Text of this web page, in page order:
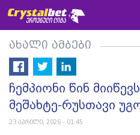
ახალი ამბები
ჩემპიონი წინ
მეშახტე-რუსთავი
23 აპრილი, 2026 - 01:45